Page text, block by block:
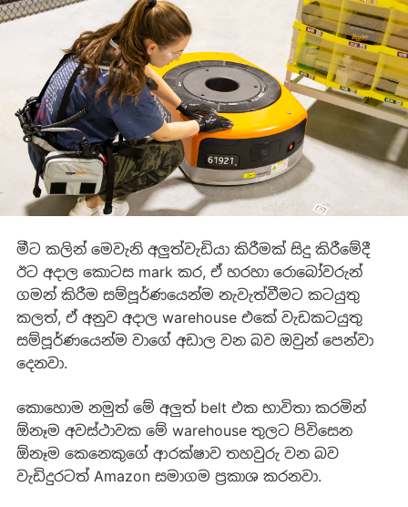
මීට කලින් මෙවැනි අලුත්වැඩියා කිරීමක් සිදු කිරීමේදී
ඊට අදාල කොටස mark කර, ඒ හරහා රොබෝවරුන්
ගමන් කිරීම සම්පූර්ණයෙන්ම නැවැත්වීමට කටයුතු
කලත්, ඒ අනුව අදාල warehouse එකේ වැඩකටයුතු
සම්පූර්ණයෙන්ම වාගේ අඩාල වන බව ඔවුන් පෙන්වා
දෙනවා.
කොහොම නමුත් මේ අලුත් belt එක භාවිතා කරමින්
ඕනෑම අවස්ථාවක මේ warehouse තුලට පිවිසෙන
ඕනෑම කෙනෙකුගේ ආරක්ෂාව තහවුරු වන බව
වැඩිදුරටත් Amazon සමාගම ප්‍රකාශ කරනවා.